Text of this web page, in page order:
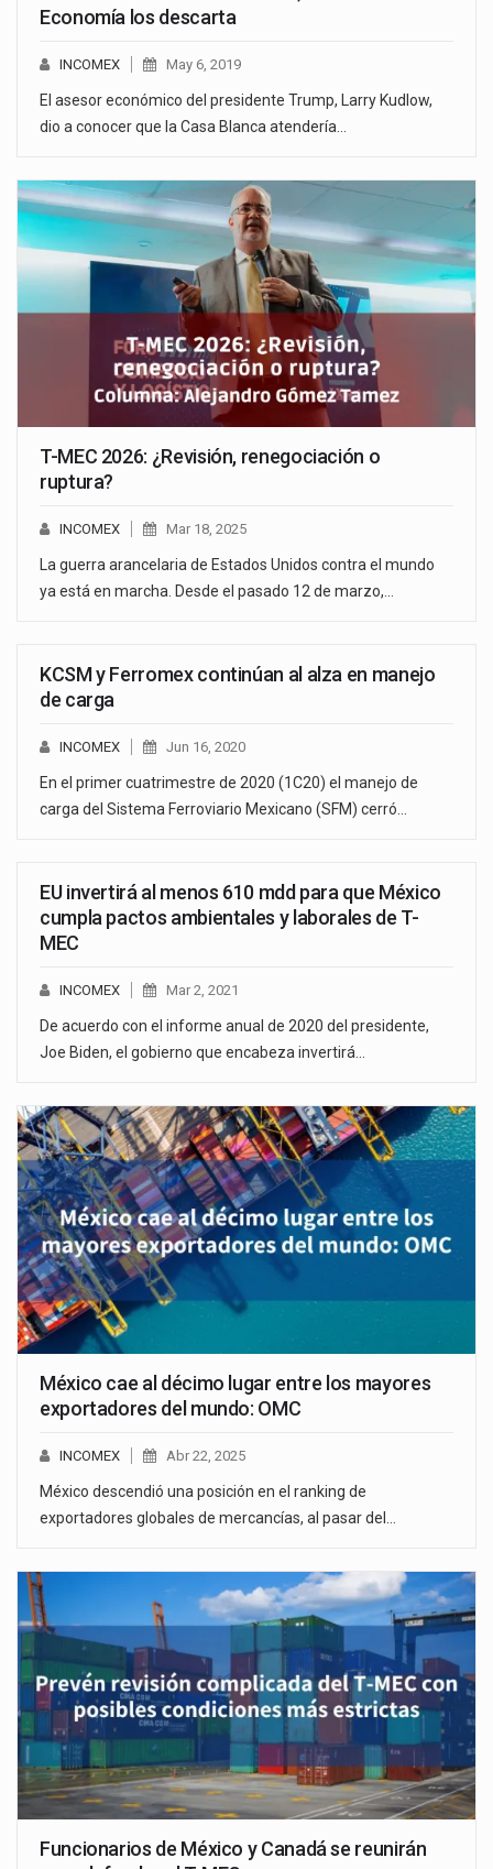
Economía los descarta
INCOMEX May 6, 2019
El asesor económico del presidente Trump, Larry Kudlow,
dio a conocer que la Casa Blanca atendería…
T-MEC 2026: ¿Revisión, renegociación o
ruptura?
INCOMEX Mar 18, 2025
La guerra arancelaria de Estados Unidos contra el mundo
ya está en marcha. Desde el pasado 12 de marzo,…
KCSM y Ferromex continúan al alza en manejo
de carga
INCOMEX Jun 16, 2020
En el primer cuatrimestre de 2020 (1C20) el manejo de
carga del Sistema Ferroviario Mexicano (SFM) cerró…
EU invertirá al menos 610 mdd para que México
cumpla pactos ambientales y laborales de T-
MEC
INCOMEX Mar 2, 2021
De acuerdo con el informe anual de 2020 del presidente,
Joe Biden, el gobierno que encabeza invertirá…
México cae al décimo lugar entre los mayores
exportadores del mundo: OMC
INCOMEX Abr 22, 2025
México descendió una posición en el ranking de
exportadores globales de mercancías, al pasar del…
Funcionarios de México y Canadá se reunirán